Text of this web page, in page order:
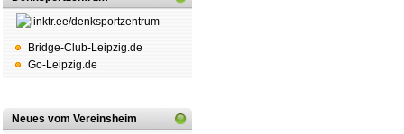
Bridge-Club-Leipzig.de
Go-Leipzig.de
Neues vom Vereinsheim